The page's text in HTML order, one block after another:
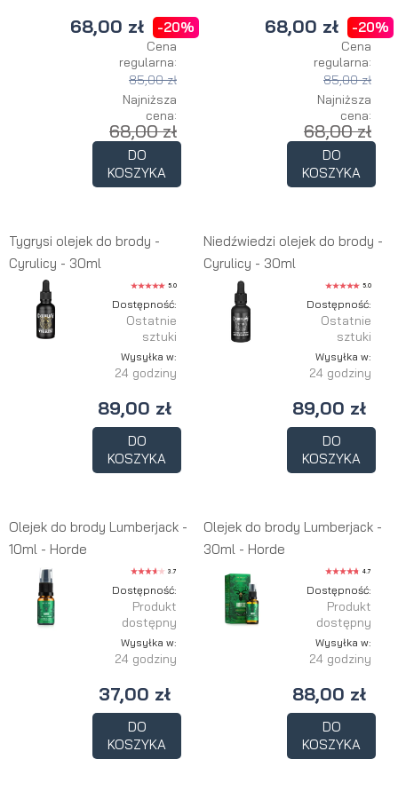
68,00 zł -20%
Cena
regularna:
85,00 zł
Najniższa
cena:
68,00 zł
DO
KOSZYKA
68,00 zł -20%
Cena
regularna:
85,00 zł
Najniższa
cena:
68,00 zł
DO
KOSZYKA
Tygrysi olejek do brody -
Cyrulicy - 30ml
5.0
Dostępność:
Ostatnie
sztuki
Wysyłka w:
24 godziny
89,00 zł
DO
KOSZYKA
Niedźwiedzi olejek do brody -
Cyrulicy - 30ml
5.0
Dostępność:
Ostatnie
sztuki
Wysyłka w:
24 godziny
89,00 zł
DO
KOSZYKA
Olejek do brody Lumberjack -
10ml - Horde
3.7
Dostępność:
Produkt
dostępny
Wysyłka w:
24 godziny
37,00 zł
DO
KOSZYKA
Olejek do brody Lumberjack -
30ml - Horde
4.7
Dostępność:
Produkt
dostępny
Wysyłka w:
24 godziny
88,00 zł
DO
KOSZYKA